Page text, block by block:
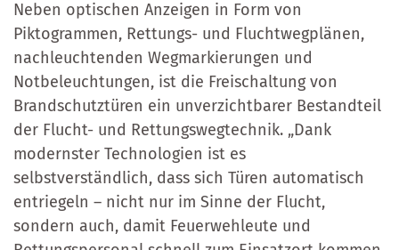
Neben optischen Anzeigen in Form von
Piktogrammen, Rettungs- und Fluchtwegplänen,
nachleuchtenden Wegmarkierungen und
Notbeleuchtungen, ist die Freischaltung von
Brandschutztüren ein unverzichtbarer Bestandteil
der Flucht- und Rettungswegtechnik. „Dank
modernster Technologien ist es
selbstverständlich, dass sich Türen automatisch
entriegeln – nicht nur im Sinne der Flucht,
sondern auch, damit Feuerwehleute und